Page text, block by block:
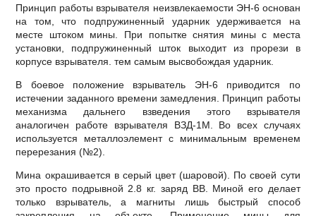
Принцип работы взрывателя неизвлекаемости ЭН-6 основан
на том, что подпружиненный ударник удерживается на
месте штоком мины. При попытке снятия мины с места
установки, подпружиненный шток выходит из прорези в
корпусе взрывателя. тем самым высвобождая ударник.
В боевое положение взрыватель ЭН-6 приводится по
истечении заданного времени замедления. Принцип работы
механизма дальнего взведения этого взрывателя
аналогичен работе взрывателя ВЗД-1М. Во всех случаях
используется металлоэлемент с минимальным временем
перерезания (№2).
Мина окрашивается в серый цвет (шаровой). По своей сути
это просто подрывной 2.8 кг. заряд ВВ. Миной его делает
только взрыватель, а магниты лишь быстрый способ